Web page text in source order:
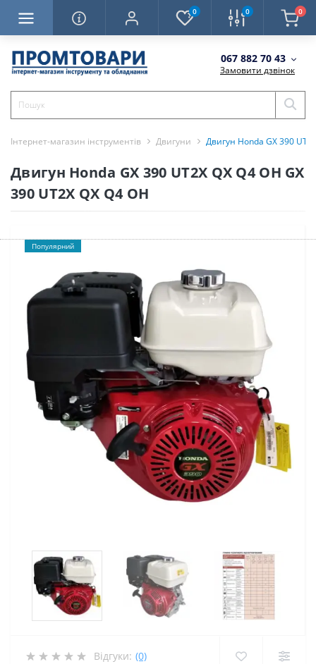
0 0 0
067 882 70 43
Замовити дзвінок
Інтернет-магазин інструментів Двигуни Двигун Honda GX 390
Двигун Honda GX 390 UT2X QX Q4 OH GX
390 UT2X QX Q4 OH
Популярний
Відгуки: (0)